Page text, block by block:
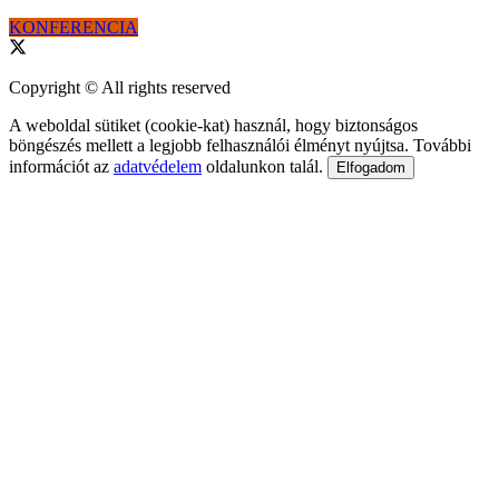
KONFERENCIA
Copyright © All rights reserved
A weboldal sütiket (cookie-kat) használ, hogy biztonságos
böngészés mellett a legjobb felhasználói élményt nyújtsa. További
információt az adatvédelem oldalunkon talál. Elfogadom